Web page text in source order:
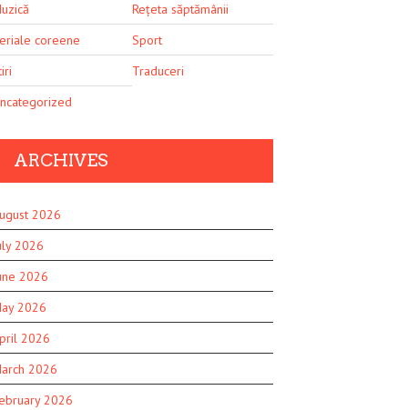
Rețeta săptămânii
coreene
Sport
Traduceri
ARCHIVES
2026
2026
2026
2026
2026
2026
2026